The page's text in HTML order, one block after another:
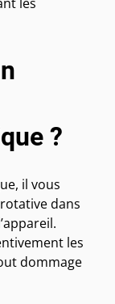
?
il vous
dans
les
dommage